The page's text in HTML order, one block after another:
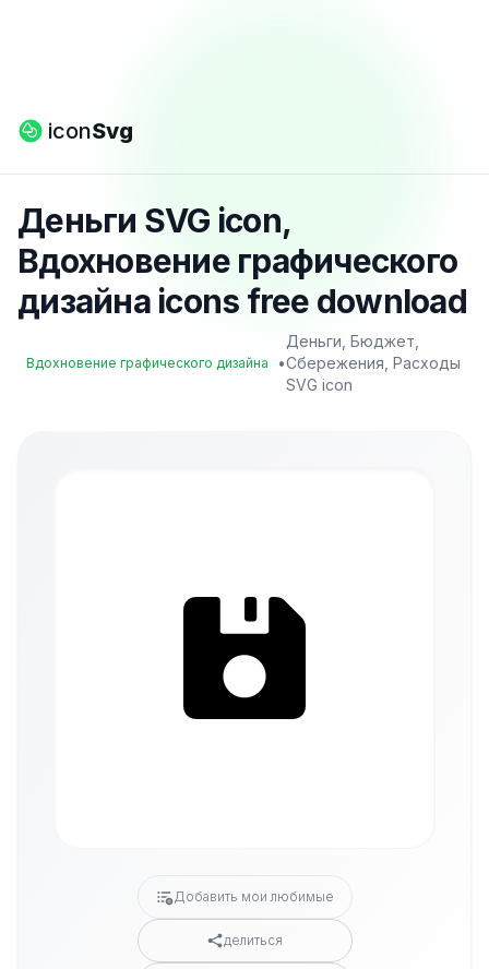
iconSvg
Деньги SVG icon,
Вдохновение графического
дизайна icons free download
Вдохновение графического дизайна •
Деньги, Бюджет,
Сбережения, Расходы
SVG icon
Добавить мои любимые
делиться